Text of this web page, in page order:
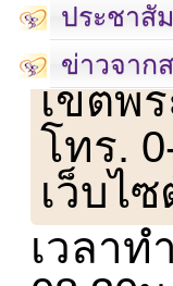
ประชาสั
ข่าวจาก
เลขที่
เขตพ
โทร.
เว็บไ
เวลาท